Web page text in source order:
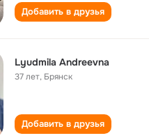
Добавить в друзья
Lyudmila Andreevna
37 лет, Брянск
Добавить в друзья